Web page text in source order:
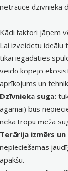
netraucē dzīvnieka
Kādi faktori jāņem
Lai izveidotu ideālu
tikai iegādāties
veido kopējo
aprīkojums un
Dzīvnieka suga:
agāmai) būs
nekā tropu meža
Terārija izmērs
nepieciešamas
apakšu.